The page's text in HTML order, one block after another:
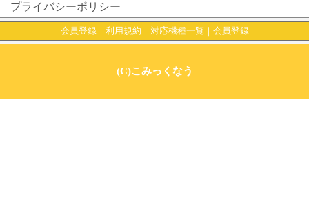
プライバシーポリシー
会員登録｜ 利用規約 ｜ 対応機種一覧 ｜ 会員登録
(C)こみっくなう